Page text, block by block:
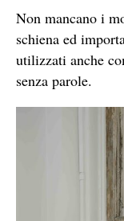
Non mancano i
schiena ed
utilizzati anche
senza parole.